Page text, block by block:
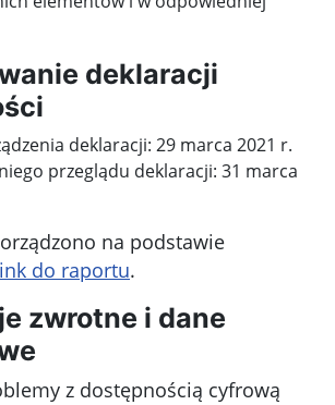
deklaracji
deklaracji: 29 marca 2021 r.
przeglądu deklaracji: 31 marca
na podstawie
do raportu.
zwrotne i dane
z dostępnością cyfrową